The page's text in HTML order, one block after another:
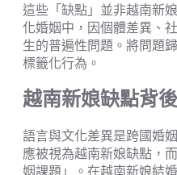
這些「缺點」並非越南新
化婚姻中，因個體差異、
生的普遍性問題。將問題
標籤化行為。
越南新娘缺點背
語言與文化差異是跨國婚
應被視為越南新娘缺點，
姻課題」。在越南新娘結